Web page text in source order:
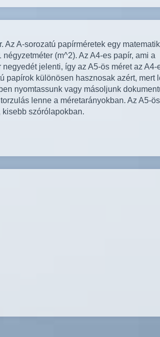
Az A-sorozatú papírméretek egy
(m^2). Az A4-es papír, ami a
jelenti, így az A5-ös méret az A4-
papírok különösen hasznosak azért, mert
nyomtassunk vagy másoljunk
lenne a méretarányokban. Az A5-
szórólapokban.